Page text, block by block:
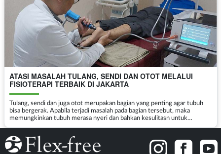
ATASI MASALAH TULANG, SENDI DAN OTOT MELALUI
FISIOTERAPI TERBAIK DI JAKARTA
Tulang, sendi dan juga otot merupakan bagian yang penting agar tubuh
bisa bergerak. Apabila terjadi masalah pada bagian tersebut, maka
memungkinkan tubuh merasa nyeri dan bahkan kesulitasn untuk